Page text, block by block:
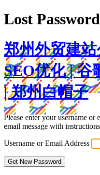
Lost Password
郑州外贸建
SEO优化 | 谷
| 郑州白帽子
Please enter your username or
email message with
Username or Email Address